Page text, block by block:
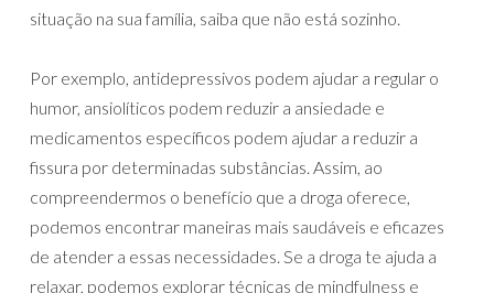
situação na sua família, saiba que não está sozinho.
Por exemplo, antidepressivos podem ajudar a regular o
humor, ansiolíticos podem reduzir a ansiedade e
medicamentos específicos podem ajudar a reduzir a
fissura por determinadas substâncias. Assim, ao
compreendermos o benefício que a droga oferece,
podemos encontrar maneiras mais saudáveis e eficazes
de atender a essas necessidades. Se a droga te ajuda a
relaxar, podemos explorar técnicas de mindfulness e